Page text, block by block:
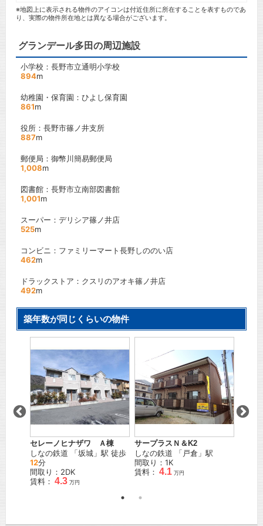
※地図上に表示される物件のアイコンは付近住所に所在することを表すものであ
り、実際の物件所在地とは異なる場合がございます。
グランデール多田の周辺施設
小学校：長野市立通明小学校
894m
幼稚園・保育園：ひよし保育園
861m
役所：長野市篠ノ井支所
887m
郵便局：御幣川簡易郵便局
1,008m
図書館：長野市立南部図書館
1,001m
スーパー：デリシア篠ノ井店
525m
コンビニ：ファミリーマート長野しののい店
462m
ドラックストア：クスリのアオキ篠ノ井店
492m
築年数が同じくらいの物件
セレーノヒナザワ Ａ棟
しなの鉄道 「坂城 」駅 徒歩
12分
間取り：2DK
賃料： 4.3 万円
サープラスＮ＆K2
しなの鉄道 「戸倉 」駅
間取り：1K
賃料： 4.1 万円